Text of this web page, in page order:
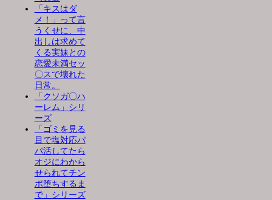
「キスはダ
メ！」って言
うくせに、中
出しは求めて
くる実妹との
恋愛未満セッ
〇スで壊れた
日常。
「クソガ〇ハ
ーレム」シリ
ーズ
「ゴミを見る
目で塩対応パ
パ活してたら
オジにわから
せられてチン
ポ堕ちするま
で」シリーズ